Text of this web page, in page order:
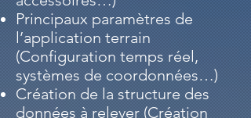
Principaux paramètres de
l’application terrain
(Configuration temps réel,
systèmes de coordonnées…)
Création de la structure des
données à relever (Création